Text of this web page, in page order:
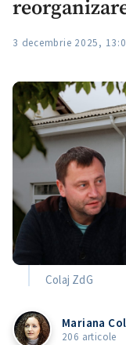
3 decembrie 2025,
Colaj ZdG
Mariana
206 articole